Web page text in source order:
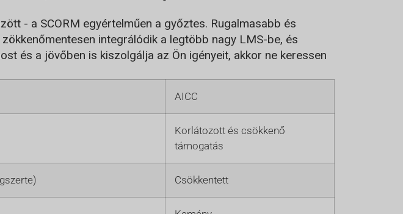
- a SCORM egyértelműen a győztes. Rugalmasabb és
integrálódik a legtöbb nagy LMS-be, és
és a jövőben is kiszolgálja az Ön igényeit, akkor ne keressen
AICC
Korlátozott és csökkenő
támogatás
Csökkentett